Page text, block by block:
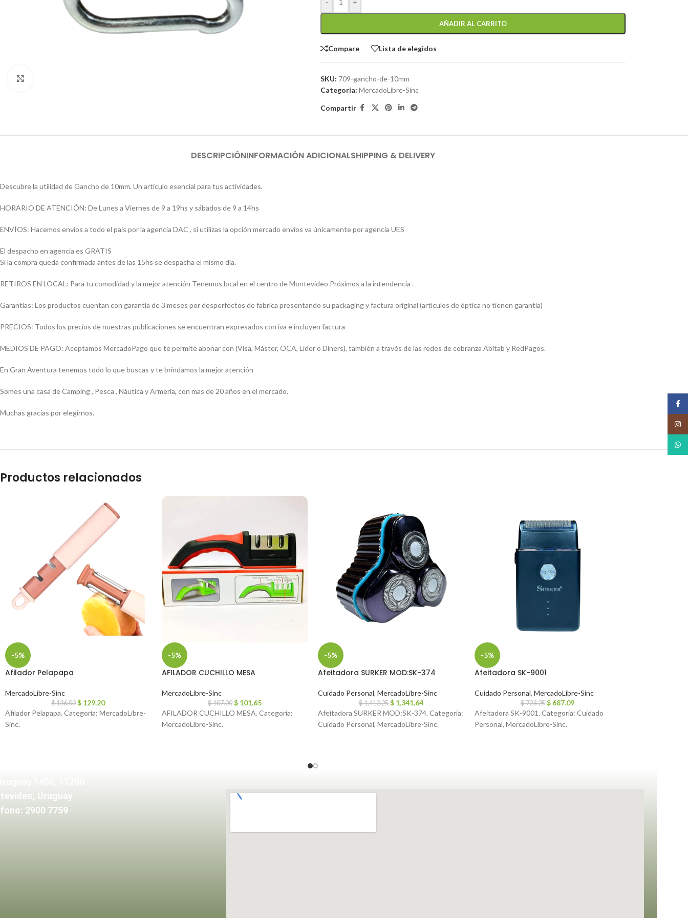
- +
AÑADIR AL CARRITO
Compare Lista de elegidos
SKU: 709-gancho-de-10mm
Categoría: MercadoLibre-Sinc
Compartir
DESCRIPCIÓNINFORMACIÓN ADICIONALSHIPPING & DELIVERY
Descubre la utilidad de Gancho de 10mm. Un artículo esencial para tus actividades.
HORARIO DE ATENCIÓN: De Lunes a Viernes de 9 a 19hs y sábados de 9 a 14hs
ENVÍOS: Hacemos envíos a todo el país por la agencia DAC , si utilizas la opción mercado envíos va únicamente por agencia UES
El despacho en agencia es GRATIS
Si la compra queda confirmada antes de las 15hs se despacha el mismo día.
RETIROS EN LOCAL: Para tu comodidad y la mejor atención Tenemos local en el centro de Montevideo Próximos a la intendencia .
Garantías: Los productos cuentan con garantía de 3 meses por desperfectos de fabrica presentando su packaging y factura original (artículos de óptica no tienen garantía)
PRECIOS: Todos los precios de nuestras publicaciones se encuentran expresados con iva e incluyen factura
MEDIOS DE PAGO: Aceptamos MercadoPago que te permite abonar con (Visa, Máster, OCA, Lider o Diners), también a través de las redes de cobranza Abitab y RedPagos.
En Gran Aventura tenemos todo lo que buscas y te brindamos la mejor atención
Somos una casa de Camping , Pesca , Náutica y Armería, con mas de 20 años en el mercado.
Muchas gracias por elegirnos.
Productos relacionados
-5%
Afilador Pelapapa
MercadoLibre-Sinc
$136.00 $ 129.20
Afilador Pelapapa. Categoría: MercadoLibre-
Sinc.
-5%
AFILADOR CUCHILLO MESA
MercadoLibre-Sinc
$107.00 $ 101.65
AFILADOR CUCHILLO MESA. Categoría:
MercadoLibre-Sinc.
-5%
Afeitadora SURKER MOD:SK-374
Cuidado Personal, MercadoLibre-Sinc
$1,412.25 $ 1,341.64
Afeitadora SURKER MOD:SK-374. Categoría:
Cuidado Personal, MercadoLibre-Sinc.
-5%
Afeitadora SK-9001
Cuidado Personal, MercadoLibre-Sinc
$723.25 $ 687.09
Afeitadora SK-9001. Categoría: Cuidado
Personal, MercadoLibre-Sinc.
Uruguay
2900 7759